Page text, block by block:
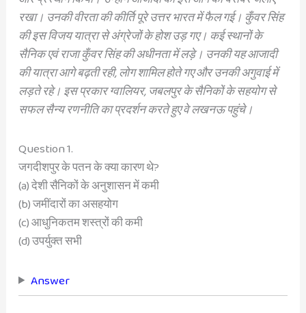
रखा। उनकी वीरता की कीर्ति पूरे उत्तर भारत में फैल गई। कुँवर सिंह
की इस विजय यात्रा से अंग्रेजों के होश उड़ गए। कई स्थानों के
सैनिक एवं राजा कुँवर सिंह की अधीनता में लड़े। उनकी यह आजादी
की यात्रा आगे बढ़ती रही, लोग शामिल होते गए और उनकी अगुवाई में
लड़ते रहे। इस प्रकार ग्वालियर, जबलपुर के सैनिकों के सहयोग से
सफल सैन्य रणनीति का प्रदर्शन करते हुए वे लखनऊ पहुंचे।
Question 1.
जगदीशपुर के पतन के क्या कारण थे?
(a) देशी सैनिकों के अनुशासन में कमी
(b) जमींदारों का असहयोग
(c) आधुनिकतम शस्त्रों की कमी
(d) उपर्युक्त सभी
Answer